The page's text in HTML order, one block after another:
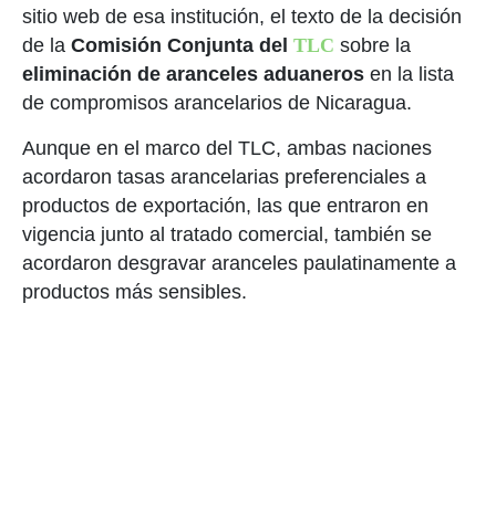
sitio web de esa institución, el texto de la decisión
de la Comisión Conjunta del TLC sobre la
eliminación de aranceles aduaneros en la lista
de compromisos arancelarios de Nicaragua.
Aunque en el marco del TLC, ambas naciones
acordaron tasas arancelarias preferenciales a
productos de exportación, las que entraron en
vigencia junto al tratado comercial, también se
acordaron desgravar aranceles paulatinamente a
productos más sensibles.